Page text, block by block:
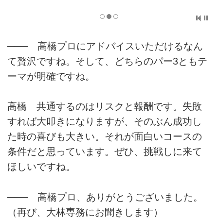
─── 高橋プロにアドバイスいただけるなん
て贅沢ですね。そして、どちらのパー3ともテ
ーマが明確ですね。
高橋 共通するのはリスクと報酬です。失敗
すれば大叩きになりますが、そのぶん成功し
た時の喜びも大きい。それが面白いコースの
条件だと思っています。ぜひ、挑戦しに来て
ほしいですね。
─── 高橋プロ、ありがとうございました。
（再び、大林専務にお聞きします）